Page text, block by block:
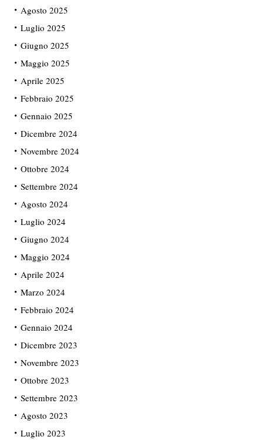
Agosto 2025
Luglio 2025
Giugno 2025
Maggio 2025
Aprile 2025
Febbraio 2025
Gennaio 2025
Dicembre 2024
Novembre 2024
Ottobre 2024
Settembre 2024
Agosto 2024
Luglio 2024
Giugno 2024
Maggio 2024
Aprile 2024
Marzo 2024
Febbraio 2024
Gennaio 2024
Dicembre 2023
Novembre 2023
Ottobre 2023
Settembre 2023
Agosto 2023
Luglio 2023